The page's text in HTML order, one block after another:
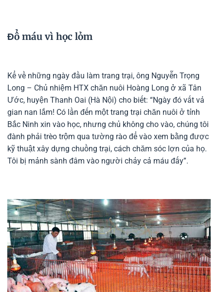
Đổ máu vì học lỏm
Kể về những ngày đầu làm trang trại, ông Nguyễn Trọng
Long – Chủ nhiệm HTX chăn nuôi Hoàng Long ở xã Tân
Ước, huyện Thanh Oai (Hà Nội) cho biết: “Ngày đó vất vả
gian nan lắm! Có lần đến một trang trại chăn nuôi ở tỉnh
Bắc Ninh xin vào học, nhưng chủ không cho vào, chúng tôi
đành phải trèo trộm qua tường rào để vào xem bằng được
kỹ thuật xây dựng chuồng trại, cách chăm sóc lợn của họ.
Tôi bị mảnh sành đâm vào người chảy cả máu đấy”.